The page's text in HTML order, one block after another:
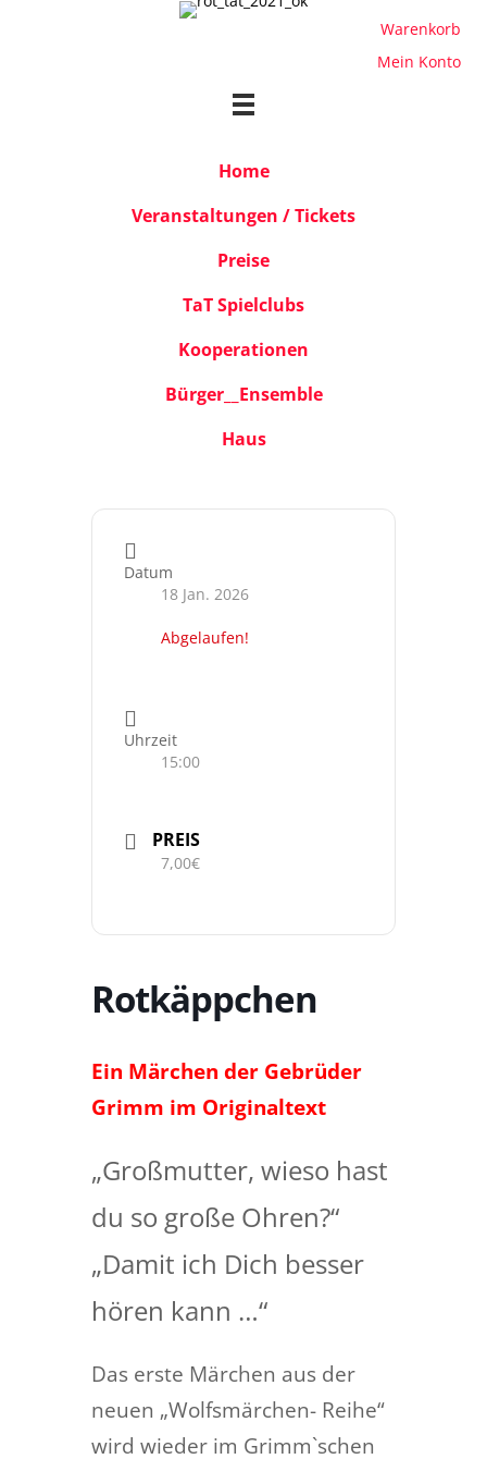
Warenkorb
Mein Konto
Home
Veranstaltungen / Tickets
Preise
TaT Spielclubs
Kooperationen
Bürger__Ensemble
Haus
Datum
18 Jan. 2026
Abgelaufen!
Uhrzeit
15:00
PREIS
7,00€
Rotkäppchen
Ein Märchen der Gebrüder
Grimm im Originaltext
„Großmutter, wieso hast
du so große Ohren?“
„Damit ich Dich besser
hören kann …“
Das erste Märchen aus der
neuen „Wolfsmärchen- Reihe“
wird wieder im Grimm`schen